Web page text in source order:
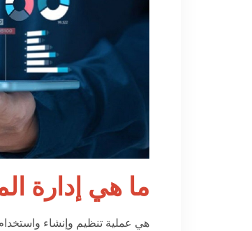
ما هي إدارة
هي عملية تنظيم وإنشاء